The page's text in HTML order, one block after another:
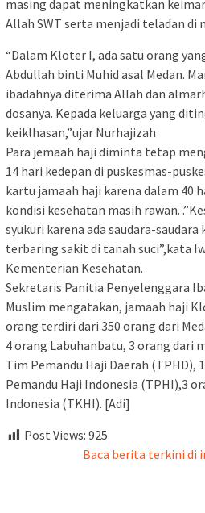
masing dapat meningkatkan
Allah SWT serta menjadi teladan di
“Dalam Kloter I, ada satu orang
Abdullah binti Muhid asal Medan.
ibadahnya diterima Allah dan
dosanya. Kepada keluarga yang
keiklhasan,”ujar Nurhajizah‎
Para jemaah haji diminta tetap
14 hari kedepan di puskesmas-
kartu jamaah haji karena dalam 40
kondisi kesehatan masih rawan.
syukuri karena ada saudara-
terbaring sakit di tanah suci”,kata
Kementerian Kesehatan.
Sekretaris Panitia Penyelenggara
Muslim mengatakan, jamaah haji
orang terdiri dari 350 orang dari
4 orang Labuhanbatu, 3 orang dari
Tim Pemandu Haji Daerah (TPHD),
Pemandu Haji Indonesia (TPHI),3
Indonesia (TKHI). [Adi]
Post Views: 925
Baca berita terkini di